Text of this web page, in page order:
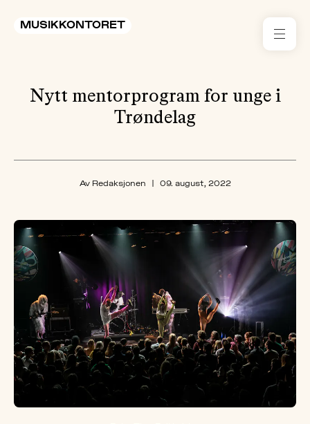
MUSIKKONTORET
OG
OM
Nytt mentorprogram for unge i
Trøndelag
Av Redaksjonen 09. august, 2022